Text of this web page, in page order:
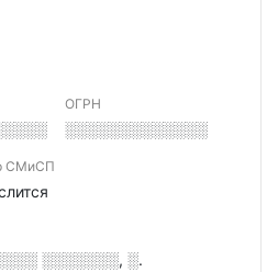
ОГРН
░░░░░░░░░░░░░
СМиСП
░░░░░░░, ░.